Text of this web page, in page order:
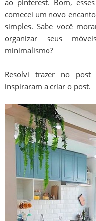
ao pinterest. Bom,
comecei um novo
simples. Sabe você
organizar seus
minimalismo?
Resolvi trazer no post
inspiraram a criar o post.